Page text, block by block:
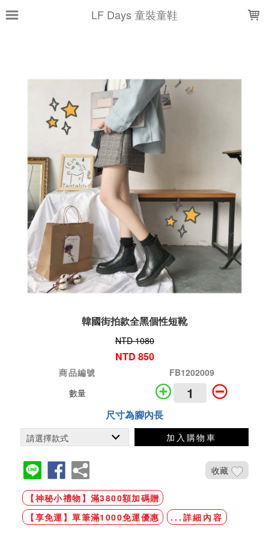
LF Days 童裝童鞋
韓國街拍款全黑個性短靴
NTD 1080
NTD 850
商品編號
FB1202009
數量
尺寸為腳內長
加入購物車
收藏
【神秘小禮物】滿3800額加碼贈
【享免運】單筆滿1000免運優惠
...詳細內容